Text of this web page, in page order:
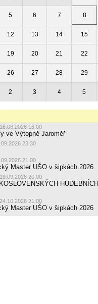
5 6 7 8
12 13 14 15
19 20 21 22
26 27 28 29
2 3 4 5
16:00
ve Výtopně Jaroměř
23:30
21:00
Master UŠO v šipkách 2026
20:00
HUDEBNÍCH
21:00
Master UŠO v šipkách 2026